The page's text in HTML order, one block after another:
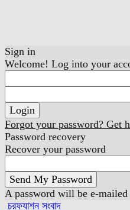
Sign in
Welcome! Log into your
Forgot your password? Get
Password recovery
Recover your password
A password will be e-
চরফ্যাশন সংবাদ